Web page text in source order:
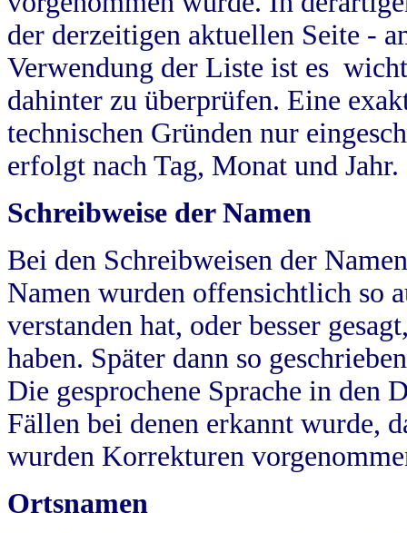
der derzeitigen aktuellen Seite -
Verwendung der Liste ist es
dahinter zu überprüfen. Eine
technischen Gründen nur
erfolgt nach Tag, Monat und Jahr.
Schreibweise der Namen
Bei den Schreibweisen der
Namen wurden offensichtlich so
verstanden hat, oder besser
haben. Später dann so
Die gesprochene Sprache in
Fällen bei denen erkannt wurde,
wurden Korrekturen
Ortsnamen